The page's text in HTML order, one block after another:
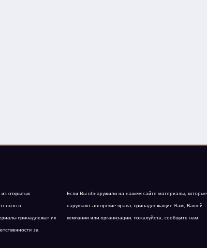
открытых
в
принадлежат их
за
Если Вы обнаружили на нашем сайте материалы, которые
нарушают авторские права, принадлежащие Вам, Вашей
компании или организации, пожалуйста, сообщите нам.